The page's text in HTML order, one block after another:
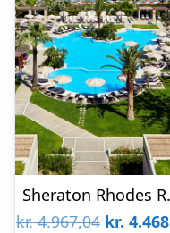
kr.4.967,04 Den
kr.